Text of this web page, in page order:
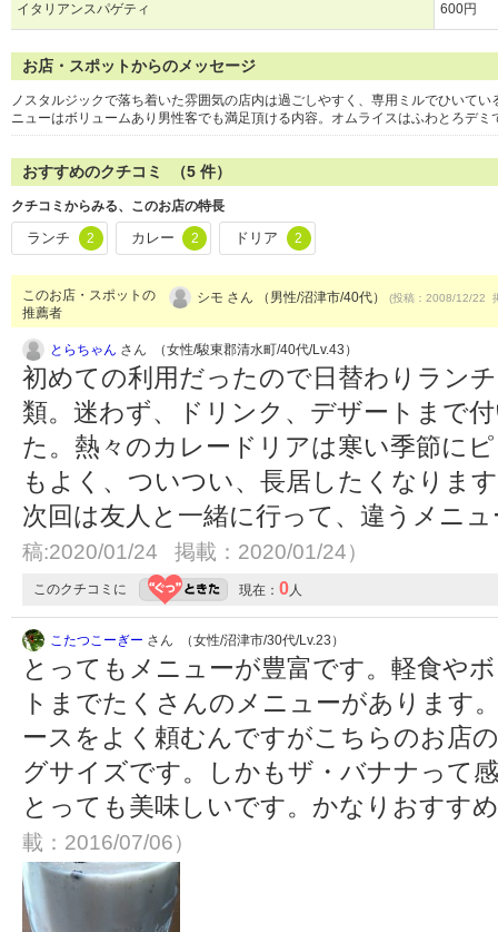
イタリアンスパゲティ 600円
お店・スポットからのメッセージ
ノスタルジックで落ち着いた雰囲気の店内は過ごしやすく、専用ミルでひいて
ニューはボリュームあり男性客でも満足頂ける内容。オムライスはふわとろデミ
おすすめのクチコミ （5 件）
クチコミからみる、このお店の特長
ランチ 2 カレー 2 ドリア 2
このお店・スポットの
推薦者
シモ さん （男性/沼津市/40代） (投稿：2008/12/22
とらちゃん さん （女性/駿東郡清水町/40代/Lv.43）
初めての利用だったので日替わりラン
類。迷わず、ドリンク、デザートまで
た。熱々のカレードリアは寒い季節に
もよく、ついつい、長居したくなりま
次回は友人と一緒に行って、違うメニ
稿:2020/01/24 掲載：2020/01/24）
このクチコミに 現在： 0 人
こたつこーぎー さん （女性/沼津市/30代/Lv.23）
とってもメニューが豊富です。軽食や
トまでたくさんのメニューがあります
ースをよく頼むんですがこちらのお店
グサイズです。しかもザ・バナナって
とっても美味しいです。かなりおすす
載：2016/07/06）